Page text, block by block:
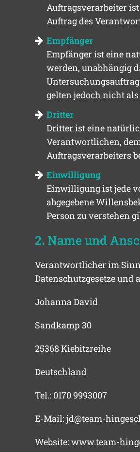
Auftragsverarbeiter
Auftrag des
Empfänger
Empfänger ist eine
werden, unabhängig
gelten jedoch nicht
Dritter
Dritter ist eine
Verantwortlichen,
Auftragsverarbeiters
Einwilligung
Einwilligung ist jede
abgegebene
Person zu verstehen
2. Name und
Verantwortlicher im
Datenschutzgesetze
Johanna David
Sandkamp 30
25368 Kiebitzreihe
Deutschland
Tel.: 0170 9993007
E-Mail: jd@team-
Website: www.team-